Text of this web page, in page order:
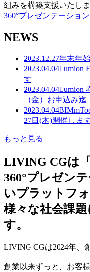
組みを構築支援いたしま
360°プレゼンテーショ
NEWS
2023.12.27年末年
2023.04.04Lumion
す
2023.04.04Lumion
（金）お申込み迄
2023.04.04
27日(木)開催しま
もっと見る
LIVING CGは
360°プレゼン
いプラットフ
様々な社会課
す。
LIVING CGは2024年、
創業以来ずっと、お客